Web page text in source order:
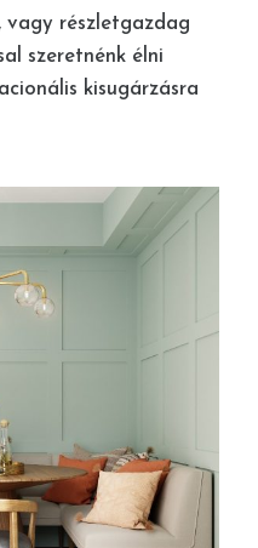
vagy részletgazdag
szeretnénk élni
kisugárzásra